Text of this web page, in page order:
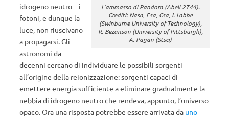
L’ammasso di Pandora (Abell 2744).
Crediti: Nasa, Esa, Csa, I. Labbe
(Swinburne University of Technology),
R. Bezanson (University of Pittsburgh),
A. Pagan (Stsci)
idrogeno neutro – i
fotoni, e dunque la
luce, non riuscivano
a propagarsi. Gli
astronomi da
decenni cercano di individuare le possibili sorgenti
all’origine della reionizzazione: sorgenti capaci di
emettere energia sufficiente a eliminare gradualmente la
nebbia di idrogeno neutro che rendeva, appunto, l’universo
opaco. Ora una risposta potrebbe essere arrivata da uno